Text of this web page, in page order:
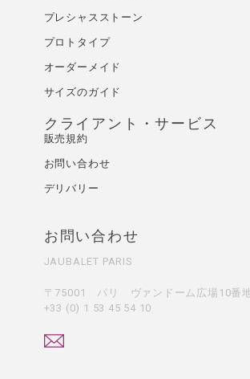
プレシャスストーン
プロトタイプ
オーダーメイド
サイズのガイド
クライアント・サービス
販売規約
お問い合わせ
デリバリー
お問い合わせ
JAUBALET PARIS
〒75001 パリ ヴァンドーム広場10番
+33 (0) 1 53 45 54 10